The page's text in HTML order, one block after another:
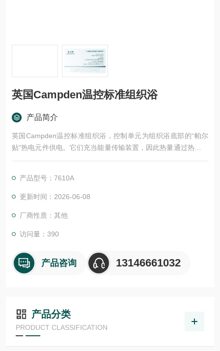
英国Campden温控标准组织浴
产品简介
英国Campden温控标准组织浴，控制单元为组织浴底部的“帕尔
贴"热电元件供电。它们充当能量传输装置，因此热量通过热交换
器排出，并被流向废物的自来水流带走。该装置使用 P.I.D.（比
内。温度反馈热敏电阻位于浴池地板上，软件会自动计算偏移
量。
产品型号：7610A
更新时间：2026-06-08
厂商性质：其他
访问量：390
产品咨询 13146661032
产品分类
PRODUCT CLASSIFICATION